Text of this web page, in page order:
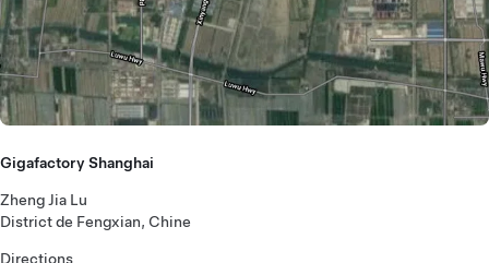
Gigafactory Shanghai
Zheng Jia Lu
District de Fengxian, Chine
Directions